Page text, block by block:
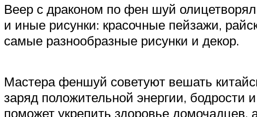
Веер с драконом по фен шуй
и иные рисунки: красочные пейзажи,
самые разнообразные рисунки и декор.
Мастера феншуй советуют вешать
заряд положительной энергии,
поможет укрепить здоровье